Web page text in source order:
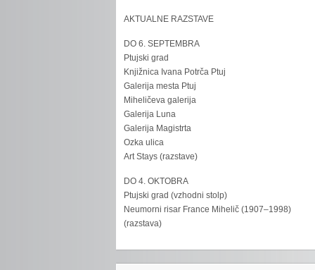
AKTUALNE RAZSTAVE
DO 6. SEPTEMBRA
Ptujski grad
Knjižnica Ivana Potrča Ptuj
Galerija mesta Ptuj
Miheličeva galerija
Galerija Luna
Galerija Magistrta
Ozka ulica
Art Stays (razstave)
DO 4. OKTOBRA
Ptujski grad (vzhodni stolp)
Neumorni risar France Mihelič (1907–1998)
(razstava)